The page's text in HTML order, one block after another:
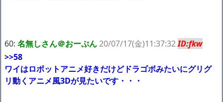
60: 名無しさん＠おーぷん20/07/17(金)11:37:32ID:fkw
>>58
ワイはロボットアニメ好きだけどドラゴボみたいにグリグ
リ動くアニメ風3Dが見たいです・・・